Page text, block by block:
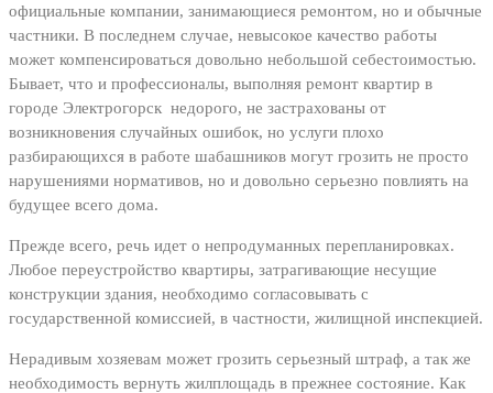
официальные компании, занимающиеся ремонтом, но и обычные
частники. В последнем случае, невысокое качество работы
может компенсироваться довольно небольшой себестоимостью.
Бывает, что и профессионалы, выполняя ремонт квартир в
городе Электрогорск недорого, не застрахованы от
возникновения случайных ошибок, но услуги плохо
разбирающихся в работе шабашников могут грозить не просто
нарушениями нормативов, но и довольно серьезно повлиять на
будущее всего дома.
Прежде всего, речь идет о непродуманных перепланировках.
Любое переустройство квартиры, затрагивающие несущие
конструкции здания, необходимо согласовывать с
государственной комиссией, в частности, жилищной инспекцией.
Нерадивым хозяевам может грозить серьезный штраф, а так же
необходимость вернуть жилплощадь в прежнее состояние. Как